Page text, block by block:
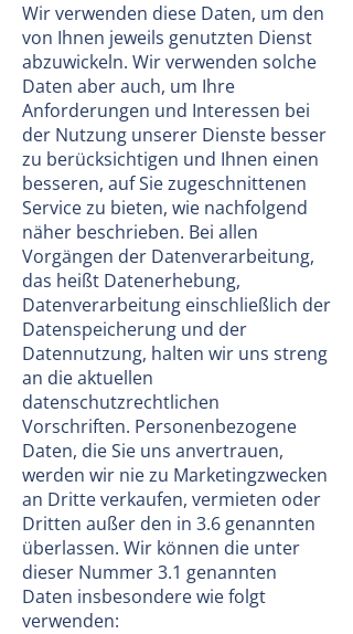
Wir verwenden diese Daten, um den
von Ihnen jeweils genutzten Dienst
abzuwickeln. Wir verwenden solche
Daten aber auch, um Ihre
Anforderungen und Interessen bei
der Nutzung unserer Dienste besser
zu berücksichtigen und Ihnen einen
besseren, auf Sie zugeschnittenen
Service zu bieten, wie nachfolgend
näher beschrieben. Bei allen
Vorgängen der Datenverarbeitung,
das heißt Datenerhebung,
Datenverarbeitung einschließlich der
Datenspeicherung und der
Datennutzung, halten wir uns streng
an die aktuellen
datenschutzrechtlichen
Vorschriften. Personenbezogene
Daten, die Sie uns anvertrauen,
werden wir nie zu Marketingzwecken
an Dritte verkaufen, vermieten oder
Dritten außer den in 3.6 genannten
überlassen. Wir können die unter
dieser Nummer 3.1 genannten
Daten insbesondere wie folgt
verwenden: